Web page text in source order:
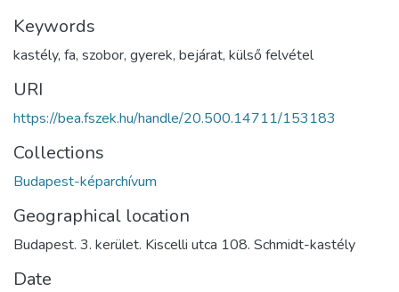
Keywords
kastély, fa, szobor, gyerek, bejárat, külső felvétel
URI
https://bea.fszek.hu/handle/20.500.14711/153183
Collections
Budapest-képarchívum
Geographical location
Budapest. 3. kerület. Kiscelli utca 108. Schmidt-kastély
Date